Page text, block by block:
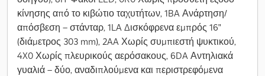
κίνησης από το κιβώτιο ταχυτήτων, 1BA Ανάρτηση/
απόσβεση – στάνταρ, 1LA Δισκόφρενα εμπρός 16"
(διάμετρος 303 mm), 2AA Χωρίς συμπιεστή ψυκτικού,
4X0 Χωρίς πλευρικούς αερόσακους, 6DA Αντηλιακά
γυαλιά – δύο, αναδιπλούμενα και περιστρεφόμενα